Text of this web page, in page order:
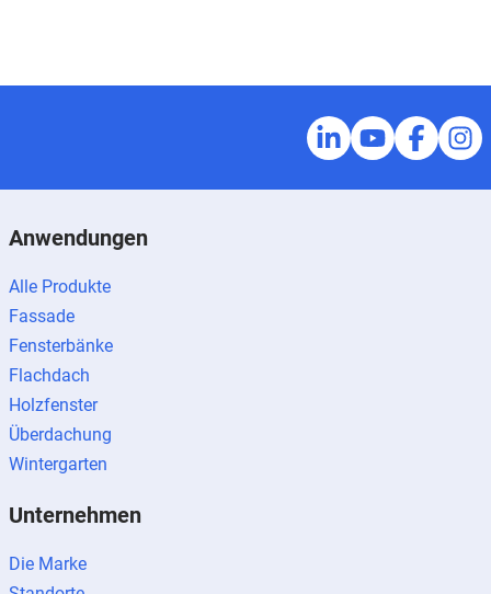
Anwendungen
Alle Produkte
Fassade
Fensterbänke
Flachdach
Holzfenster
Überdachung
Wintergarten
Unternehmen
Die Marke